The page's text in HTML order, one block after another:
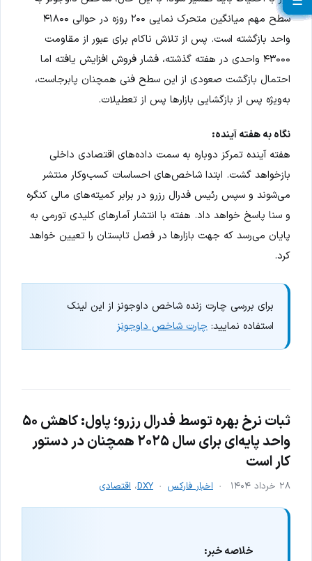
سطح مهم میانگین متحرک نمایی ۲۰۰ روزه در حوالی ۴۱۸۰۰
واحد بازگشته است. پس از تلاش ناکام برای عبور از مقاومت
۴۳۰۰۰ واحدی در هفته گذشته، فشار فروش افزایش یافته اما
احتمال بازگشت صعودی از این سطح فنی همچنان پابرجاست،
به‌ویژه پس از بازگشایی بازارها پس از تعطیلات.
نگاه به هفته آینده:
هفته آینده تمرکز دوباره به سمت داده‌های اقتصادی داخلی
بازخواهد گشت. ابتدا شاخص‌های احساسات کسب‌وکار منتشر
می‌شوند و سپس رئیس فدرال رزرو در برابر کمیته‌های مالی کنگره
و سنا پاسخ خواهد داد. هفته با انتشار آمارهای کلیدی تورمی به
پایان می‌رسد که جهت بازارها در فصل تابستان را تعیین خواهد
کرد.
برای بررسی چارت زنده شاخص داوجونز از این لینک
استفاده نمایید: چارت شاخص داوجونز
ثبات نرخ بهره توسط فدرال رزرو؛ پاول: کاهش ۵۰
واحد پایه‌ای برای سال ۲۰۲۵ همچنان در دستور
کار است
۲۸ خرداد ۱۴۰۴ اخبار فارکس DXY، اقتصادی
خلاصه خبر: